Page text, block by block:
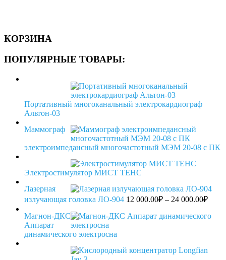
КОРЗИНА
ПОПУЛЯРНЫЕ ТОВАРЫ:
Портативный многоканальный электрокардиограф
Альтон-03
Mаммограф
электроимпедансный многочастотный МЭМ 20-08 с ПК
Электростимулятор МИСТ ТЕНС
Лазерная
излучающая головка ЛО-904 12 000.00₽ – 24 000.00₽
12
Магнон-ДКС
Аппарат
динамического электросна